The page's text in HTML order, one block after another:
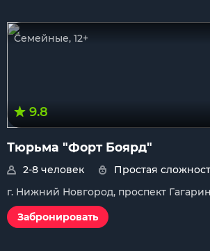
Семейные, 12+
9.8
Тюрьма "Форт Боярд"
2-8 человек
Простая
г. Нижний Новгород, проспект
Забронировать